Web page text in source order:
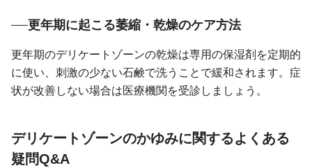
更年期に起こる萎縮・乾燥のケア方法
更年期のデリケートゾーンの乾燥は専用の保湿剤を定期的
に使い、刺激の少ない石鹸で洗うことで緩和されます。症
状が改善しない場合は医療機関を受診しましょう。
デリケートゾーンのかゆみに関するよくある
疑問Q&A